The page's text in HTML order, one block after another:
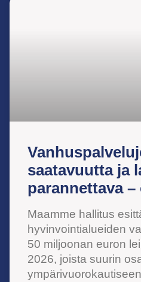
saatavuutta ja
parannettava –
Maamme hallitus
hyvinvointialueiden
50 miljoonan euron
2026, joista suurin